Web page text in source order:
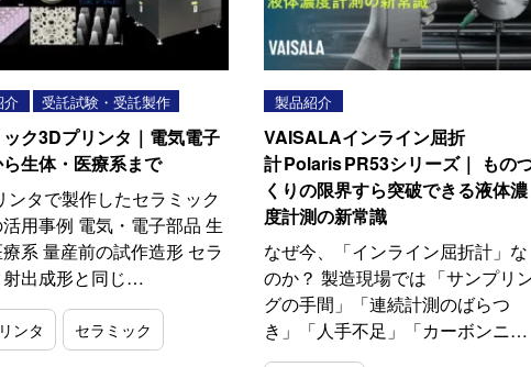
介 受託試験・受託製作
ク3Dプリンタ｜電気電子
生体・医療系まで
ンタで製作したセラミック
用事例 電気・電子部品 生
系 量産前の試作造形 セラ
出成形と同じ…
ンタ セラミック
製品紹介
VAISALAインライン屈折
計 Polaris PR53シリーズ｜ もの
くりの限界すら突破できる液体濃
度計測の新常識
なぜ今、「インライン屈折計」な
のか？ 製造現場では 「サンプリ
グの手間」「連続計測のばらつ
き」「人手不足」「カーボンニ…